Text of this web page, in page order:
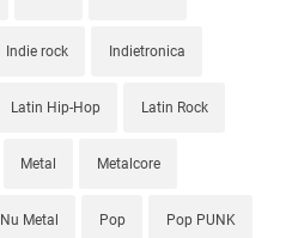
Indie rock Indietronica
Latin Hip-Hop Latin Rock
Metal Metalcore
Nu Metal Pop Pop PUNK